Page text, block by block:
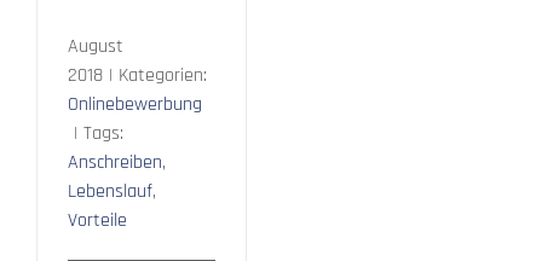
August
2018 | Kategorien:
Onlinebewerbung
| Tags:
Anschreiben,
Lebenslauf,
Vorteile